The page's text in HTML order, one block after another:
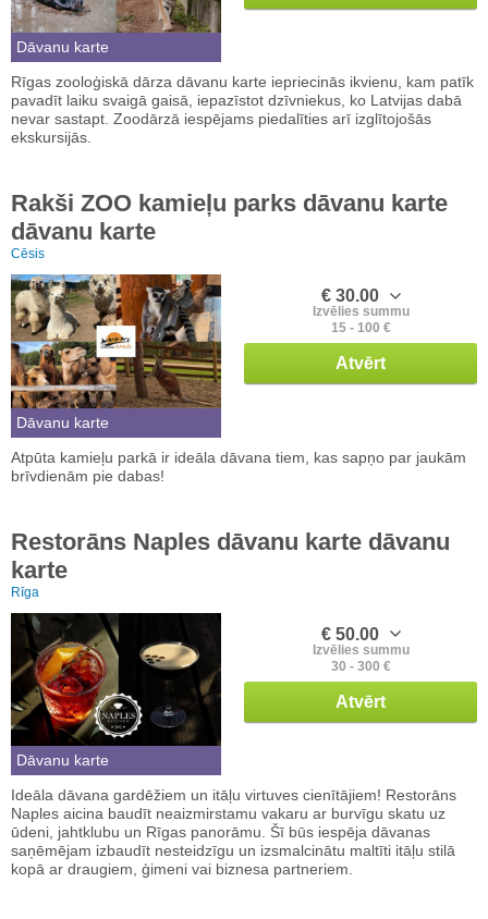
Dāvanu karte
Rīgas zooloģiskā dārza dāvanu karte iepriecinās ikvienu, kam patīk
pavadīt laiku svaigā gaisā, iepazīstot dzīvniekus, ko Latvijas dabā
nevar sastapt. Zoodārzā iespējams piedalīties arī izglītojošās
ekskursijās.
Rakši ZOO kamieļu parks dāvanu karte
dāvanu karte
Cēsis
Dāvanu karte
€ 30.00
Izvēlies summu
15 - 100 €
Atvērt
Atpūta kamieļu parkā ir ideāla dāvana tiem, kas sapņo par jaukām
brīvdienām pie dabas!
Restorāns Naples dāvanu karte dāvanu
karte
Rīga
Dāvanu karte
€ 50.00
Izvēlies summu
30 - 300 €
Atvērt
Ideāla dāvana gardēžiem un itāļu virtuves cienītājiem! Restorāns
Naples aicina baudīt neaizmirstamu vakaru ar burvīgu skatu uz
ūdeni, jahtklubu un Rīgas panorāmu. Šī būs iespēja dāvanas
saņēmējam izbaudīt nesteidzīgu un izsmalcinātu maltīti itāļu stilā
kopā ar draugiem, ģimeni vai biznesa partneriem.